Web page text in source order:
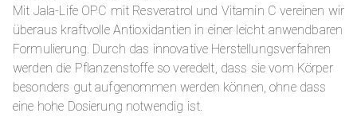
Mit Jala-Life OPC mit Resveratrol und Vitamin C vereinen wir
überaus kraftvolle Antioxidantien in einer leicht anwendbaren
Formulierung. Durch das innovative Herstellungsverfahren
werden die Pflanzenstoffe so veredelt, dass sie vom Körper
besonders gut aufgenommen werden können, ohne dass
eine hohe Dosierung notwendig ist.